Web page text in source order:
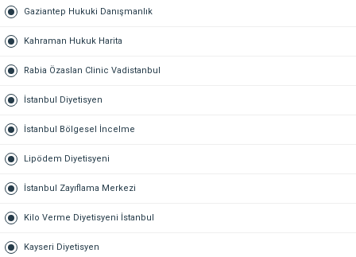
Gaziantep Hukuki Danışmanlık
Kahraman Hukuk Harita
Rabia Özaslan Clinic Vadistanbul
İstanbul Diyetisyen
İstanbul Bölgesel İncelme
Lipödem Diyetisyeni
İstanbul Zayıflama Merkezi
Kilo Verme Diyetisyeni İstanbul
Kayseri Diyetisyen